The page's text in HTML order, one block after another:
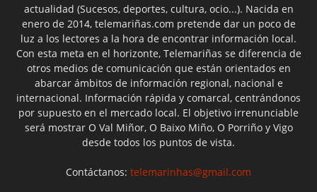
actualidad (Sucesos, deportes, cultura, ocio...). Nacida en
enero de 2014, telemariñas.com pretende dar un poco de
luz a los lectores a la hora de encontrar información local.
Con esta meta en el horizonte, Telemariñas se diferencia de
otros medios de comunicación que están orientados en
abarcar ámbitos de información regional, nacional e
internacional. Información rápida y comarcal, centrándonos
por supuesto en el mercado local. El objetivo irrenunciable
será mostrar O Val Miñor, O Baixo Miño, O Porriño y Vigo
desde todos los puntos de vista.
Contáctanos: telemarinhas@gmail.com